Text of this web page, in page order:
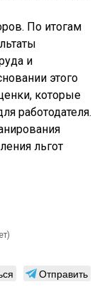
По итогам
и
этого
которые
работодателя.
льгот
Отправить